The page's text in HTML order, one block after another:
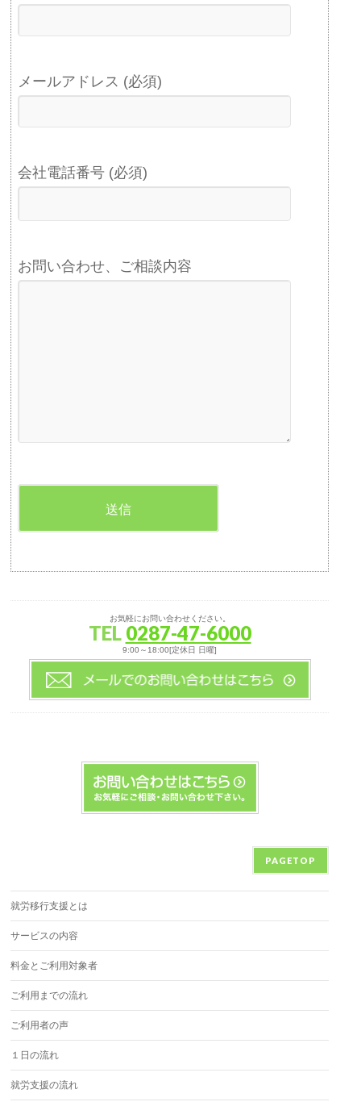
メールアドレス (必須)
会社電話番号 (必須)
お問い合わせ、ご相談内容
お気軽にお問い合わせください。
TEL 0287-47-6000
9:00～18:00[定休日 日曜]
PAGETOP
就労移行支援とは
サービスの内容
料金とご利用対象者
ご利用までの流れ
ご利用者の声
１日の流れ
就労支援の流れ